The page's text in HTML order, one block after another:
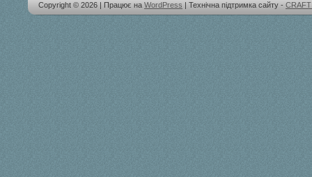
Copyright © 2026 | Працює на WordPress | Технічна підтримка сайту -